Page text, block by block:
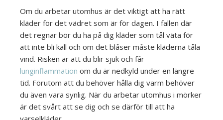
Om du arbetar utomhus är det viktigt att ha rätt
kläder för det vädret som är för dagen. I fallen där
det regnar bör du ha på dig kläder som tål väta för
att inte bli kall och om det blåser måste kläderna tåla
vind. Risken är att du blir sjuk och får
lunginflammation om du är nedkyld under en längre
tid. Förutom att du behöver hålla dig varm behöver
du även vara synlig. När du arbetar utomhus i mörker
är det svårt att se dig och se därför till att ha